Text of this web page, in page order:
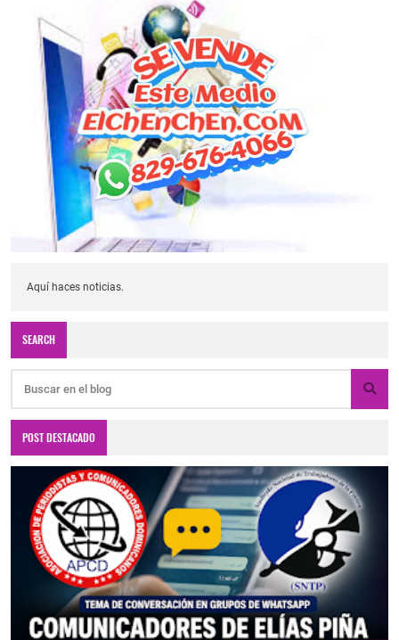
Aquí haces noticias.
SEARCH
POST DESTACADO